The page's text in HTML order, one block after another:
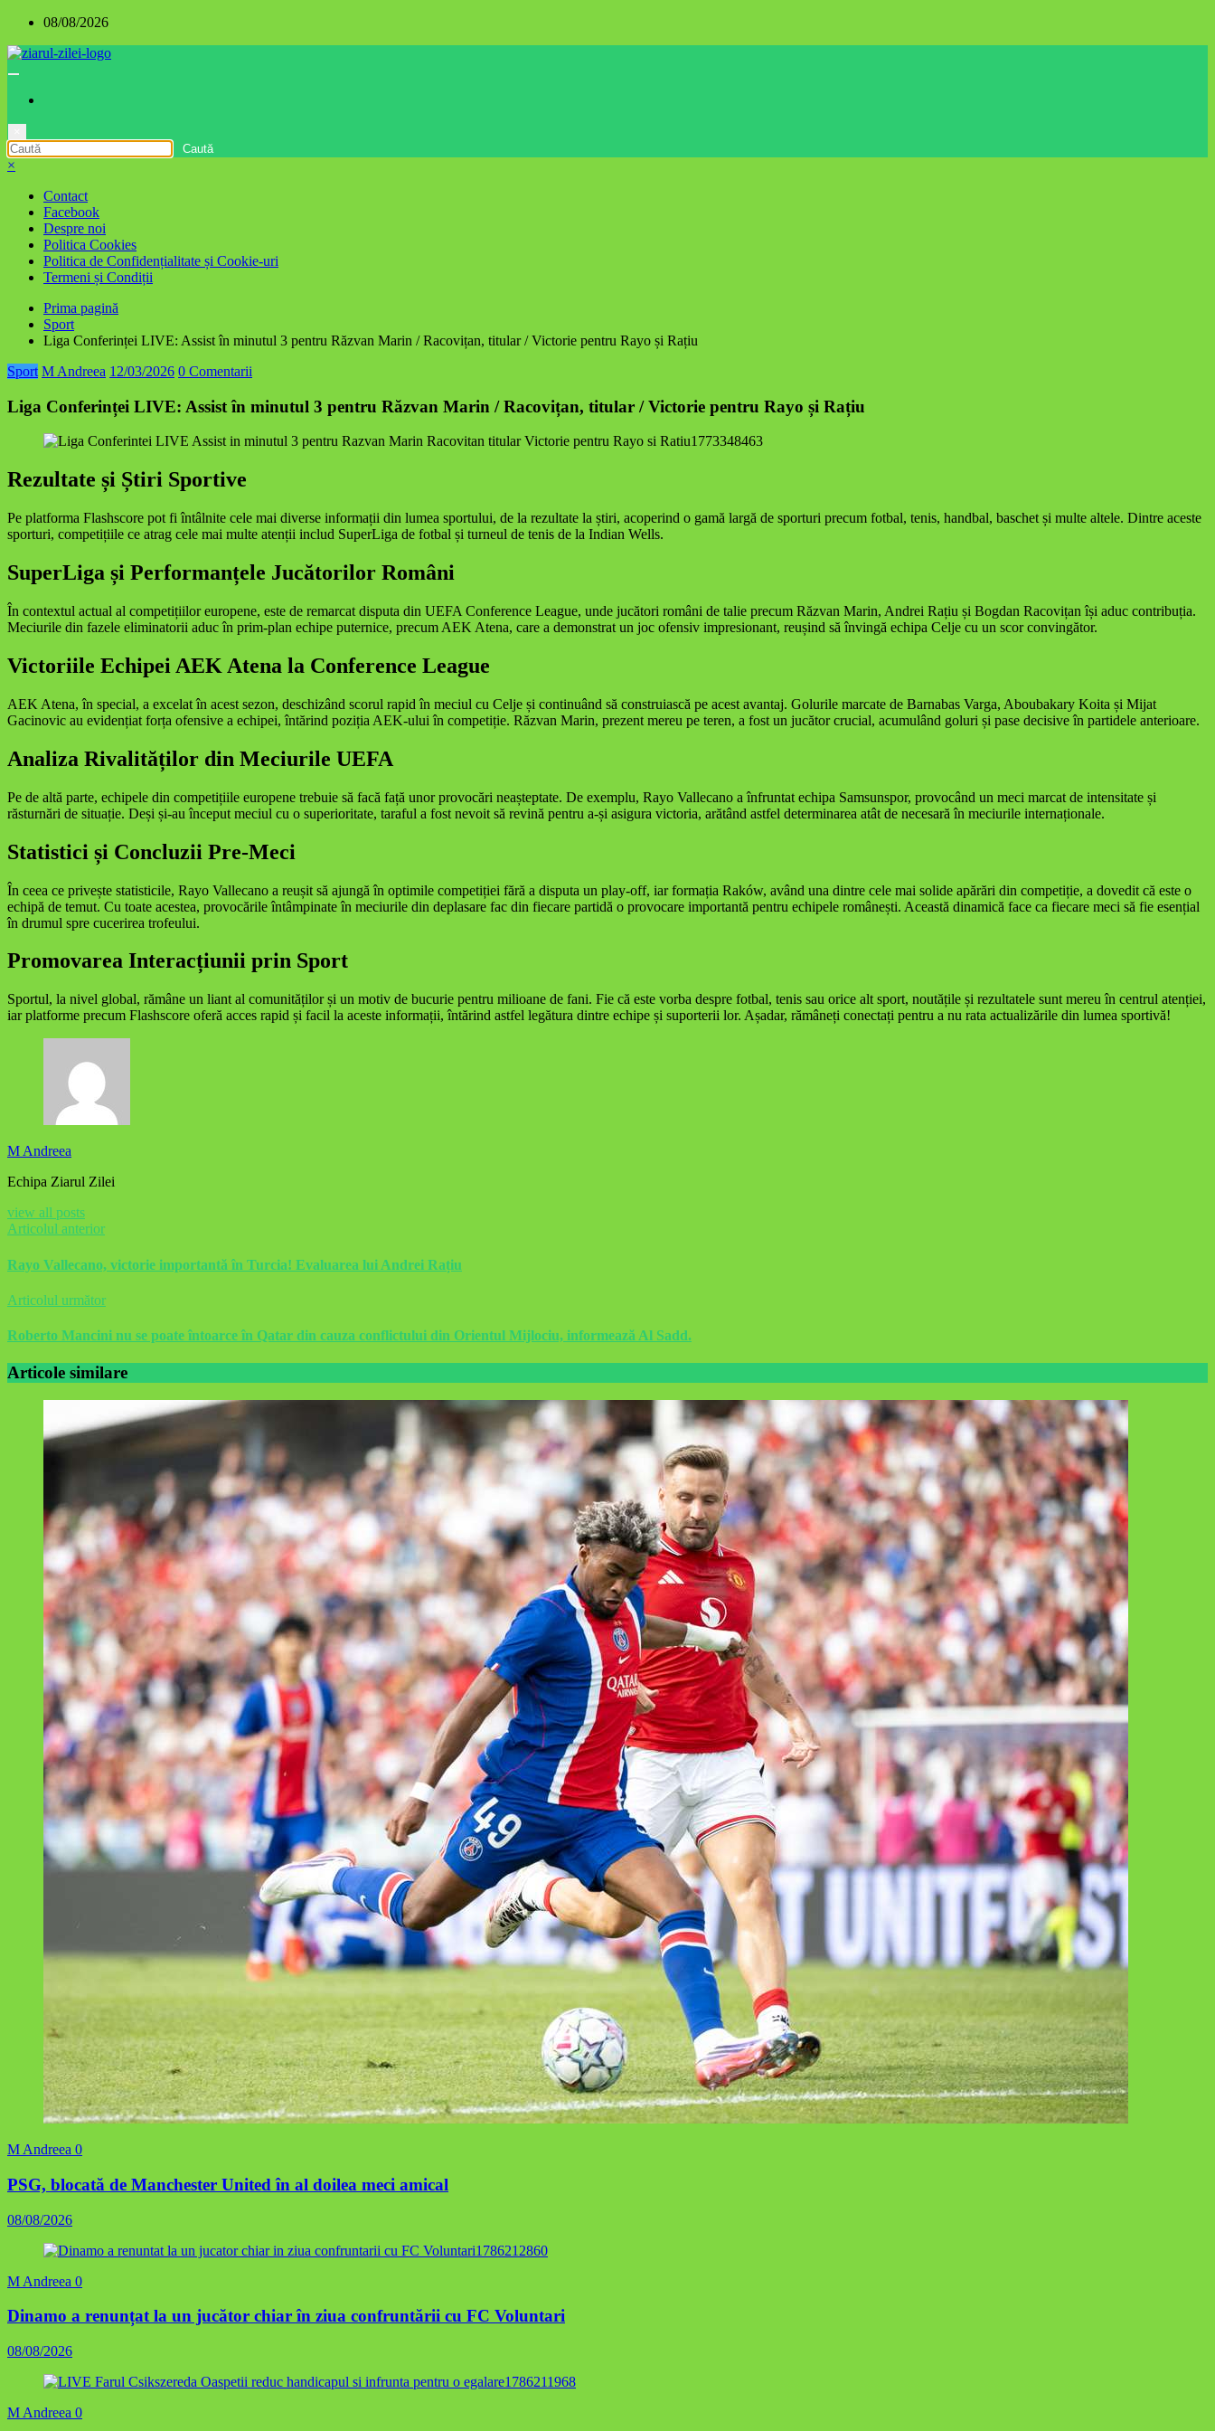
conținut
08/08/2026
×
Contact
Facebook
Despre noi
Politica Cookies
Politica de Confidențialitate și Cookie-uri
Termeni și Condiții
Prima pagină
Sport
Liga Conferinței LIVE: Assist în minutul 3 pentru Răzvan Marin / Racovițan, titular / Victorie pentru Rayo și Rațiu
Sport M Andreea 12/03/2026 0 Comentarii
Liga Conferinței LIVE: Assist în minutul 3 pentru Răzvan Marin / Racovițan, titular / Victorie pentru Rayo și Rațiu
Rezultate și Știri Sportive
Pe platforma Flashscore pot fi întâlnite cele mai diverse informații din lumea sportului, de la rezultate la știri, acoperind o gamă largă de sporturi precum fotbal, tenis, handbal, baschet și multe altele. Dintre aceste
sporturi, competițiile ce atrag cele mai multe atenții includ SuperLiga de fotbal și turneul de tenis de la Indian Wells.
SuperLiga și Performanțele Jucătorilor Români
În contextul actual al competițiilor europene, este de remarcat disputa din UEFA Conference League, unde jucători români de talie precum Răzvan Marin, Andrei Rațiu și Bogdan Racovițan își aduc contribuția.
Meciurile din fazele eliminatorii aduc în prim-plan echipe puternice, precum AEK Atena, care a demonstrat un joc ofensiv impresionant, reușind să învingă echipa Celje cu un scor convingător.
Victoriile Echipei AEK Atena la Conference League
AEK Atena, în special, a excelat în acest sezon, deschizând scorul rapid în meciul cu Celje și continuând să construiască pe acest avantaj. Golurile marcate de Barnabas Varga, Aboubakary Koita și Mijat
Gacinovic au evidențiat forța ofensive a echipei, întărind poziția AEK-ului în competiție. Răzvan Marin, prezent mereu pe teren, a fost un jucător crucial, acumulând goluri și pase decisive în partidele anterioare.
Analiza Rivalităților din Meciurile UEFA
Pe de altă parte, echipele din competițiile europene trebuie să facă față unor provocări neașteptate. De exemplu, Rayo Vallecano a înfruntat echipa Samsunspor, provocând un meci marcat de intensitate și
răsturnări de situație. Deși și-au început meciul cu o superioritate, taraful a fost nevoit să revină pentru a-și asigura victoria, arătând astfel determinarea atât de necesară în meciurile internaționale.
Statistici și Concluzii Pre-Meci
În ceea ce privește statisticile, Rayo Vallecano a reușit să ajungă în optimile competiției fără a disputa un play-off, iar formația Raków, având una dintre cele mai solide apărări din competiție, a dovedit că este o
echipă de temut. Cu toate acestea, provocările întâmpinate în meciurile din deplasare fac din fiecare partidă o provocare importantă pentru echipele românești. Această dinamică face ca fiecare meci să fie esențial
în drumul spre cucerirea trofeului.
Promovarea Interacțiunii prin Sport
Sportul, la nivel global, rămâne un liant al comunităților și un motiv de bucurie pentru milioane de fani. Fie că este vorba despre fotbal, tenis sau orice alt sport, noutățile și rezultatele sunt mereu în centrul atenției,
iar platforme precum Flashscore oferă acces rapid și facil la aceste informații, întărind astfel legătura dintre echipe și suporterii lor. Așadar, rămâneți conectați pentru a nu rata actualizările din lumea sportivă!
M Andreea
Echipa Ziarul Zilei
view all posts
Articolul anterior
Rayo Vallecano, victorie importantă în Turcia! Evaluarea lui Andrei Rațiu
Articolul următor
Roberto Mancini nu se poate întoarce în Qatar din cauza conflictului din Orientul Mijlociu, informează Al Sadd.
Articole similare
M Andreea 0
PSG, blocată de Manchester United în al doilea meci amical
08/08/2026
M Andreea 0
Dinamo a renunțat la un jucător chiar în ziua confruntării cu FC Voluntari
08/08/2026
M Andreea 0